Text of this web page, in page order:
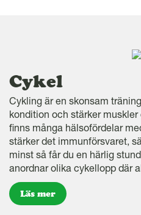
Cykel
Cykling är en skonsam
kondition och stärker
finns många hälsofördelar
stärker det immunförsvaret,
minst så får du en härlig
anordnar olika cykellopp där
Läs mer